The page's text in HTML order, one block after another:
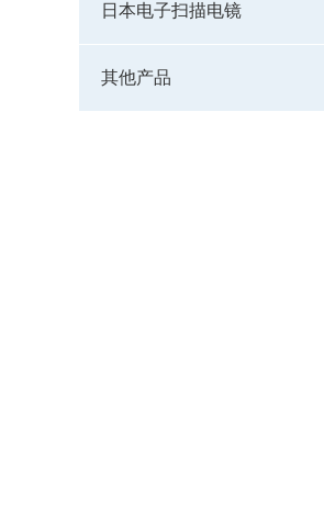
日本电子扫描电镜
其他产品